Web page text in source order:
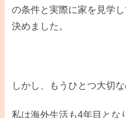
の条件と実際に家を見学
決めました。
しかし、もうひとつ大切
私は海外生活も4年目とな